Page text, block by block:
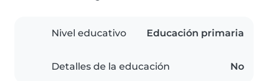
Nivel educativo Educación primaria
Detalles de la educación No